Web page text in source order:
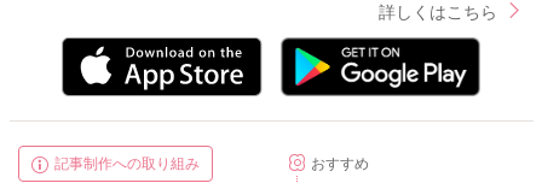
詳しくはこちら
記事制作への取り組み
おすすめ